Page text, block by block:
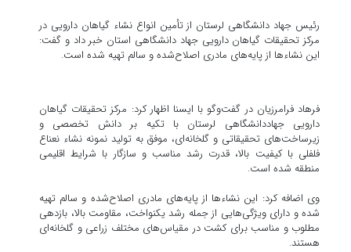
رئیس جهاد دانشگاهی لرستان از تأمین انواع نشاء گیاهان دارویی در
مرکز تحقیقات گیاهان دارویی جهاد دانشگاهی استان خبر داد و گفت:
این نشاءها از پایه‌های مادری اصلاح‌شده و سالم تهیه شده است.
فرهاد فرامرزیان در گفت‌وگو با ایسنا اظهار کرد: مرکز تحقیقات گیاهان
دارویی جهاددانشگاهی لرستان با تکیه بر دانش تخصصی و
زیرساخت‌های تحقیقاتی و گلخانه‌ای، موفق به تولید نمونه نشاء نعناع
فلفلی با کیفیت بالا، قدرت رشد مناسب و سازگار با شرایط اقلیمی
منطقه شده است.
وی اضافه کرد: این نشاءها از پایه‌های مادری اصلاح‌شده و سالم تهیه
شده و دارای ویژگی‌هایی از جمله رشد یکنواخت، مقاومت بالا، بازدهی
مطلوب و مناسب برای کشت در مقیاس‌های مختلف زراعی و گلخانه‌ای
هستند.